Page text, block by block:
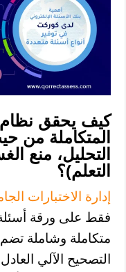
كيف يحقق نظام
المتكاملة من
التحليل، منع
التعلم)؟
إدارة الاختبارات
فقط على ورقة
متكاملة وشاملة تضم
التصحيح الآلي